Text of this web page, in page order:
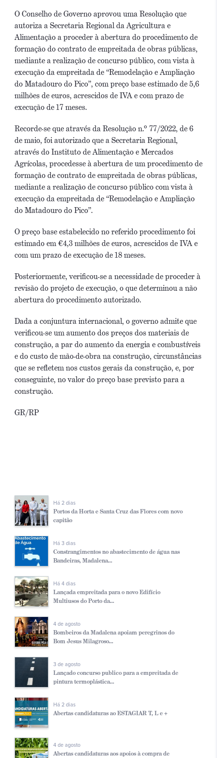
O Conselho de Governo aprovou uma Resolução que
autoriza a Secretaria Regional da Agricultura e
Alimentação a proceder à abertura do procedimento de
formação do contrato de empreitada de obras públicas,
mediante a realização de concurso público, com vista à
execução da empreitada de “Remodelação e Ampliação
do Matadouro do Pico”, com preço base estimado de 5,6
milhões de euros, acrescidos de IVA e com prazo de
execução de 17 meses.
Recorde-se que através da Resolução n.º 77/2022, de 6
de maio, foi autorizado que a Secretaria Regional,
através do Instituto de Alimentação e Mercados
Agrícolas, procedesse à abertura de um procedimento de
formação de contrato de empreitada de obras públicas,
mediante a realização de concurso público com vista à
execução da empreitada de “Remodelação e Ampliação
do Matadouro do Pico”.
O preço base estabelecido no referido procedimento foi
estimado em €4,3 milhões de euros, acrescidos de IVA e
com um prazo de execução de 18 meses.
Posteriormente, verificou-se a necessidade de proceder à
revisão do projeto de execução, o que determinou a não
abertura do procedimento autorizado.
Dada a conjuntura internacional, o governo admite que
verificou-se um aumento dos preços dos materiais de
construção, a par do aumento da energia e combustíveis
e do custo de mão-de-obra na construção, circunstâncias
que se refletem nos custos gerais da construção, e, por
conseguinte, no valor do preço base previsto para a
construção.
GR/RP
Há 2 dias
Portos da Horta e Santa Cruz das Flores com novo
capitão
Há 3 dias
Constrangimentos no abastecimento de água nas
Bandeiras, Madalena...
Há 4 dias
Lançada empreitada para o novo Edifício
Multiusos do Porto da...
4 de agosto
Bombeiros da Madalena apoiam peregrinos do
Bom Jesus Milagroso...
3 de agosto
Lançado concurso publico para a empreitada de
pintura termoplástica...
Há 2 dias
Abertas candidaturas ao ESTAGIAR T, L e +
4 de agosto
Abertas candidaturas aos apoios à compra de